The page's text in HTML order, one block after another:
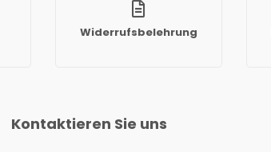
Widerrufsbelehrung
Kontaktieren Sie uns